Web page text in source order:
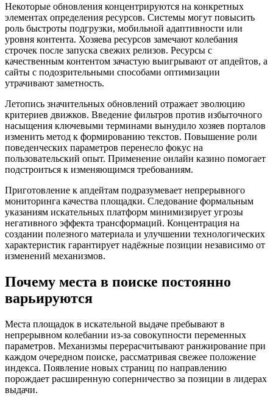
Некоторые обновления концентрируются на конкретных
элементах определения ресурсов. Системы могут повысить
роль быстроты подгрузки, мобильной адаптивности или
уровня контента. Хозяева ресурсов замечают колебания
строчек после запуска свежих релизов. Ресурсы с
качественным контентом зачастую выигрывают от апдейтов, а
сайты с подозрительными способами оптимизации
утрачивают заметность.
Летопись значительных обновлений отражает эволюцию
критериев движков. Введение фильтров против избыточного
насыщения ключевыми терминами вынудило хозяев порталов
изменить метод к формированию текстов. Повышение роли
поведенческих параметров перенесло фокус на
пользовательский опыт. Применение онлайн казино помогает
подстроиться к изменяющимся требованиям.
Приготовление к апдейтам подразумевает непрерывного
мониторинга качества площадки. Следование формальным
указаниям искательных платформ минимизирует угрозы
негативного эффекта трансформаций. Концентрация на
создании полезного материала и улучшении технологических
характеристик гарантирует надёжные позиции независимо от
изменений механизмов.
Почему места в поиске постоянно
варьируются
Места площадок в искательной выдаче пребывают в
непрерывном колебании из-за совокупности переменных
параметров. Механизмы перерасчитывают ранжирование при
каждом очередном поиске, рассматривая свежее положение
индекса. Появление новых страниц по направлению
порождает расширенную соперничество за позиции в лидерах
выдачи.